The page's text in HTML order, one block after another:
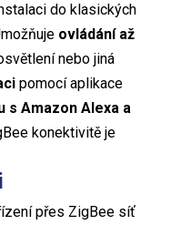
do klasických
ovládání až
nebo jiná
pomocí aplikace
s Amazon Alexa a
konektivitě je
přes ZigBee síť